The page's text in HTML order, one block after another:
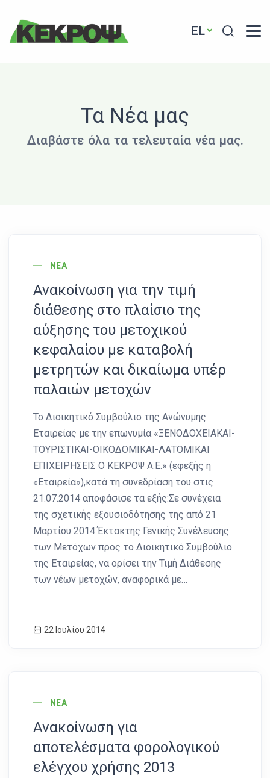
Header Logo EL Search
Τα Νέα μας
Διαβάστε όλα τα τελευταία νέα μας.
ΝΈΑ
Ανακοίνωση για την τιμή
διάθεσης στο πλαίσιο της
αύξησης του μετοχικού
κεφαλαίου με καταβολή
μετρητών και δικαίωμα υπέρ
παλαιών μετοχών
Το Διοικητικό Συμβούλιο της Ανώνυμης
Εταιρείας με την επωνυμία «ΞΕΝΟΔΟΧΕΙΑΚΑΙ-
ΤΟΥΡΙΣΤΙΚΑΙ-ΟΙΚΟΔΟΜΙΚΑΙ-ΛΑΤΟΜΙΚΑΙ
ΕΠΙΧΕΙΡΗΣΕΙΣ Ο ΚΕΚΡΟΨ Α.Ε.» (εφεξής η
«Εταιρεία»),κατά τη συνεδρίαση του στις
21.07.2014 αποφάσισε τα εξής:Σε συνέχεια
της σχετικής εξουσιοδότησης της από 21
Μαρτίου 2014 Έκτακτης Γενικής Συνέλευσης
των Μετόχων προς το Διοικητικό Συμβούλιο
της Εταιρείας, να ορίσει την Τιμή Διάθεσης
των νέων μετοχών, αναφορικά με…
22 Ιουλίου 2014
ΝΈΑ
Ανακοίνωση για
αποτελέσματα φορολογικού
ελέγχου χρήσης 2013